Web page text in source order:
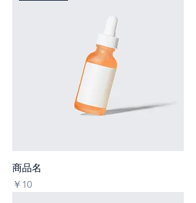
商品名
価格
￥10